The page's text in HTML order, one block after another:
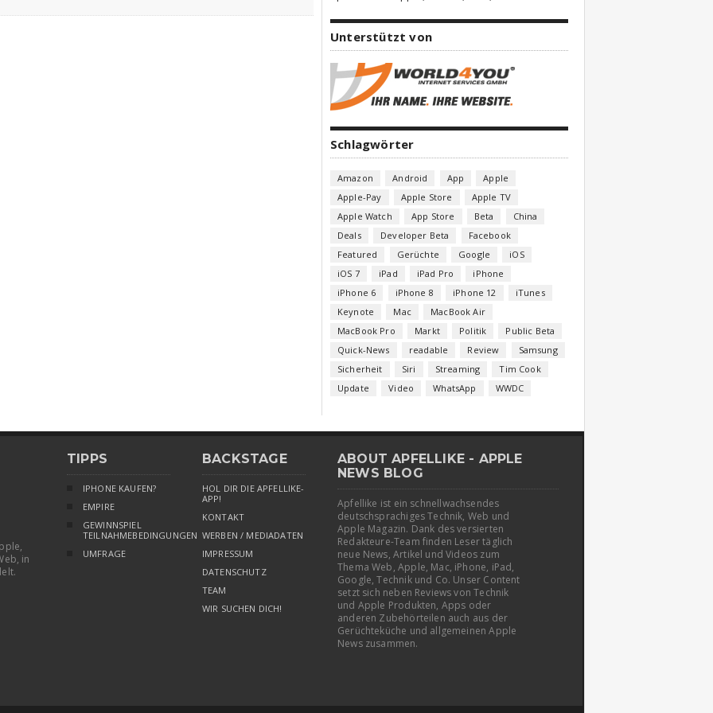
Unterstützt von
Schlagwörter
Amazon Android App
Apple
Apple-Pay
Apple Store
Apple TV
Apple Watch
App Store Beta
China
Deals
Developer Beta
Facebook
Featured
Gerüchte Google
iOS
iOS 7
iPad iPad Pro
iPhone
iPhone 6
iPhone 8 iPhone 12
iTunes
Keynote
Mac
MacBook Air
MacBook Pro
Markt Politik
Public Beta
Quick-News
readable Review
Samsung
Sicherheit
Siri Streaming
Tim Cook
Update
Video WhatsApp WWDC
in
TIPPS
IPHONE KAUFEN?
EMPIRE
GEWINNSPIEL
TEILNAHMEBEDINGUNGEN
UMFRAGE
BACKSTAGE
HOL DIR DIE APFELLIKE-
APP!
KONTAKT
WERBEN / MEDIADATEN
IMPRESSUM
DATENSCHUTZ
TEAM
WIR SUCHEN DICH!
ABOUT APFELLIKE - APPLE
NEWS BLOG
Apfellike ist ein schnellwachsendes
deutschsprachiges Technik, Web und
Apple Magazin. Dank des versierten
Redakteure-Team finden Leser täglich
neue News, Artikel und Videos zum
Thema Web, Apple, Mac, iPhone, iPad,
Google, Technik und Co. Unser Content
setzt sich neben Reviews von Technik
und Apple Produkten, Apps oder
anderen Zubehörteilen auch aus der
Gerüchteküche und allgemeinen Apple
News zusammen.